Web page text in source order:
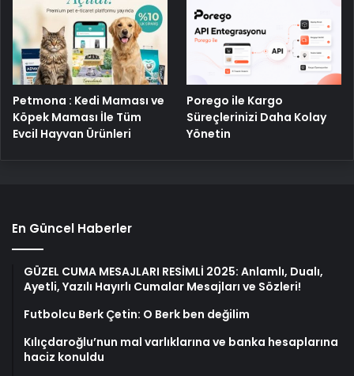
Petmona : Kedi Maması ve
Köpek Maması İle Tüm
Evcil Hayvan Ürünleri
Porego ile Kargo
Süreçlerinizi Daha Kolay
Yönetin
En Güncel Haberler
GÜZEL CUMA MESAJLARI RESİMLİ 2025: Anlamlı, Dualı,
Ayetli, Yazılı Hayırlı Cumalar Mesajları ve Sözleri!
Futbolcu Berk Çetin: O Berk ben değilim
Kılıçdaroğlu’nun mal varlıklarına ve banka hesaplarına
haciz konuldu